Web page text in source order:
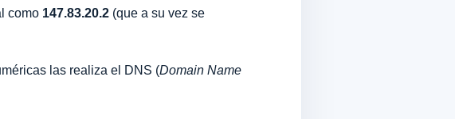
como 147.83.20.2 (que a su vez se
las realiza el DNS (Domain Name